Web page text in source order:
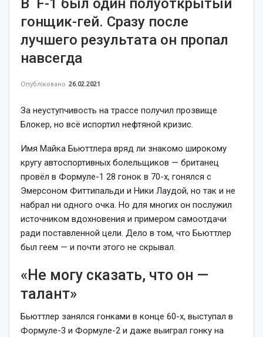
В F-1 был один полуоткрытый
гонщик-гей. Сразу после
лучшего результата он пропал
навсегда
Опубліковано 26.02.2021
За неуступчивость на трассе получил прозвище
Блокер, но всё испортил нефтяной кризис.
Имя Майка Бьюттлера вряд ли знакомо широкому
кругу автоспортивных болельщиков — британец
провёл в Формуле-1 28 гонок в 70-х, гонялся с
Эмерсоном Фиттипальди и Ники Лаудой, но так и не
набрал ни одного очка. Но для многих он послужил
источником вдохновения и примером самоотдачи
ради поставленной цели. Дело в том, что Бьюттлер
был геем — и почти этого не скрывал.
«Не могу сказать, что он —
талант»
Бьюттлер занялся гонками в конце 60-х, выступал в
Формуле-3 и Формуле-2 и даже выиграл гонку на